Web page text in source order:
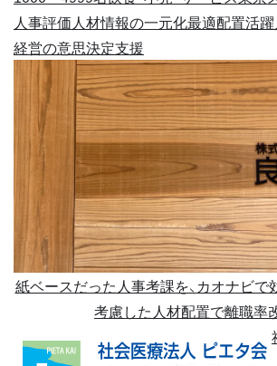
人事評価人材情報の一元化最適配置活躍
経営の意思決定支援
紙ベースだった人事考課を、カオナビで
考慮した人材配置で離職率